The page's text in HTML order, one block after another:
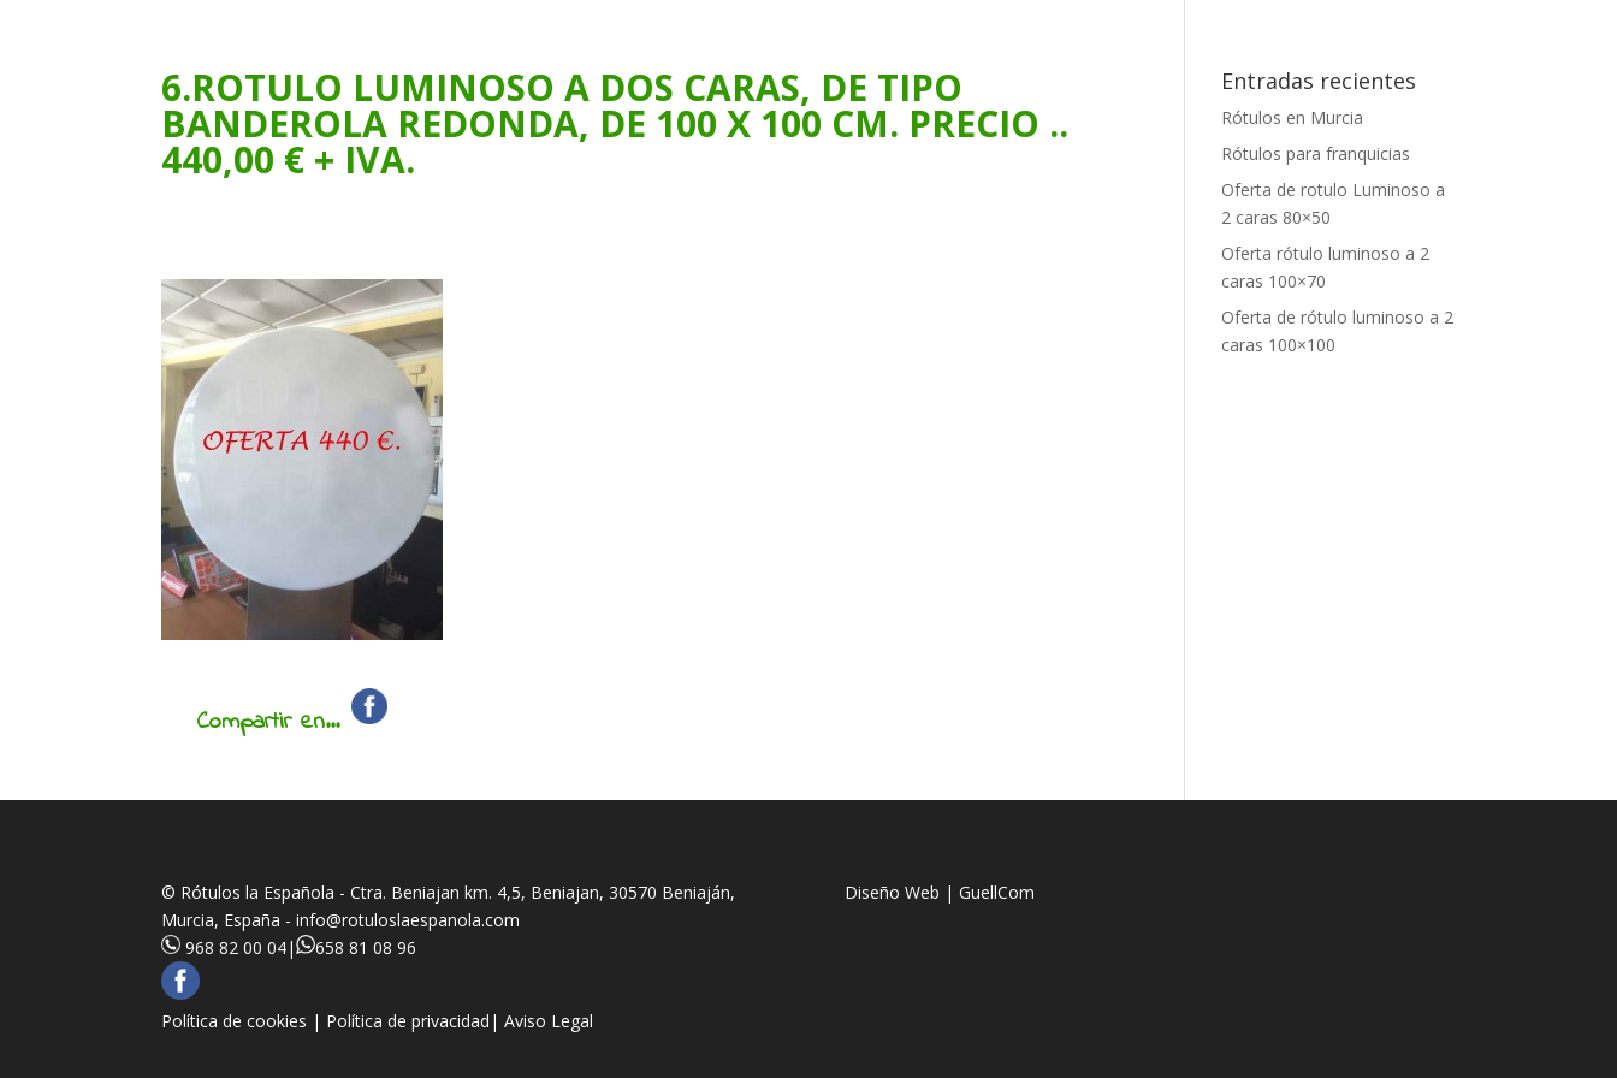
6.ROTULO LUMINOSO A DOS CARAS, DE TIPO
BANDEROLA REDONDA, DE 100 X 100 CM. PRECIO ..
440,00 € + IVA.
Compartir en...
Entradas recientes
Rótulos en Murcia
Rótulos para franquicias
Oferta de rotulo Luminoso a
2 caras 80×50
Oferta rótulo luminoso a 2
caras 100×70
Oferta de rótulo luminoso a 2
caras 100×100
© Rótulos la Española - Ctra. Beniajan km. 4,5, Beniajan, 30570 Beniaján,
Murcia, España -info@rotuloslaespanola.com
968 82 00 04| 658 81 08 96
Política de cookies | Política de privacidad|Aviso Legal
Diseño Web | GuellCom